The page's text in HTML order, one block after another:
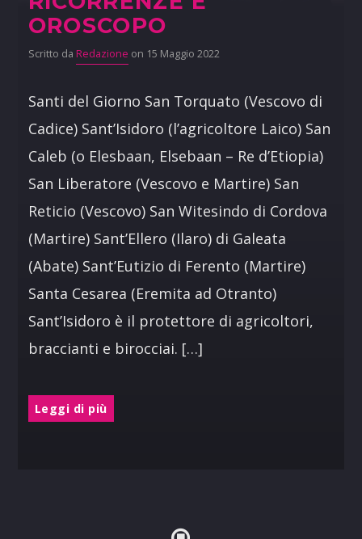
OROSCOPO
Scritto da Redazione on 15 Maggio 2022
Santi del Giorno San Torquato (Vescovo di
Cadice) Sant’Isidoro (l’agricoltore Laico) San
Caleb (o Elesbaan, Elsebaan – Re d’Etiopia)
San Liberatore (Vescovo e Martire) San
Reticio (Vescovo) San Witesindo di Cordova
(Martire) Sant’Ellero (Ilaro) di Galeata
(Abate) Sant’Eutizio di Ferento (Martire)
Santa Cesarea (Eremita ad Otranto)
Sant’Isidoro è il protettore di agricoltori,
braccianti e birocciai. […]
Leggi di più